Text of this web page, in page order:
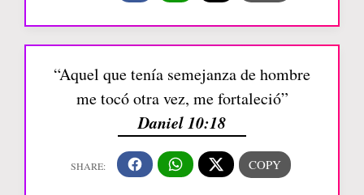
“Aquel que tenía semejanza de hombre
me tocó otra vez, me fortaleció”
Daniel 10:18